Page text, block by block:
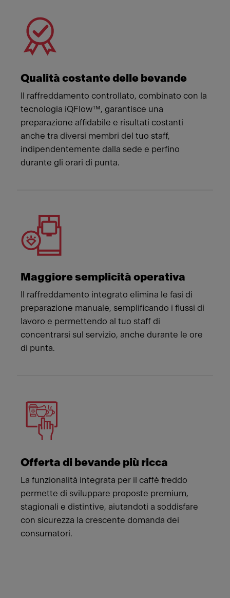
Qualità costante delle bevande
Il raffreddamento controllato, combinato con la
tecnologia iQFlow™, garantisce una
preparazione affidabile e risultati costanti
anche tra diversi membri del tuo staff,
indipendentemente dalla sede e perfino
durante gli orari di punta.
Maggiore semplicità operativa
Il raffreddamento integrato elimina le fasi di
preparazione manuale, semplificando i flussi di
lavoro e permettendo al tuo staff di
concentrarsi sul servizio, anche durante le ore
di punta.
Offerta di bevande più ricca
La funzionalità integrata per il caffè freddo
permette di sviluppare proposte premium,
stagionali e distintive, aiutandoti a soddisfare
con sicurezza la crescente domanda dei
consumatori.